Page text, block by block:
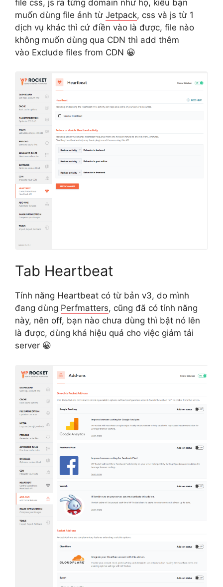
file css, js ra từng domain như họ, kiểu bạn
muốn dùng file ảnh từ Jetpack, css và js từ 1
dịch vụ khác thì cứ điền vào là được, file nào
không muốn dùng qua CDN thì add thêm
vào Exclude files from CDN 😀
Tab Heartbeat
Tính năng Heartbeat có từ bản v3, do mình
đang dùng Perfmatters, cũng đã có tính năng
này, nên off, bạn nào chưa dùng thì bật nó lên
là được, dùng khá hiệu quả cho việc giảm tải
server 😀